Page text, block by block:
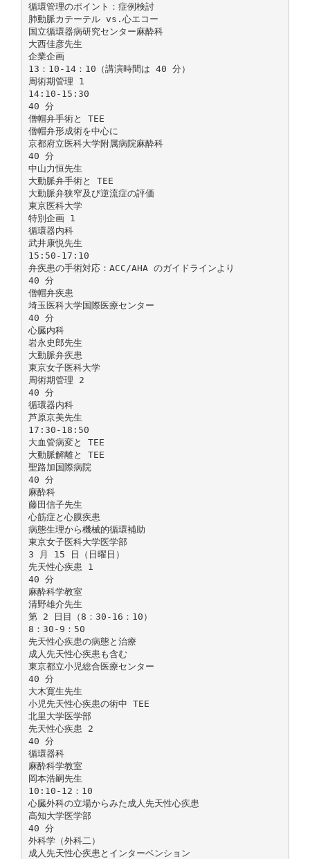
循環管理のポイント：症例検討
肺動脈カテーテル vs.心エコー
国立循環器病研究センター麻酔科
大西佳彦先生
企業企画
13：10-14：10（講演時間は 40 分）
周術期管理 1
14:10-15:30
40 分
僧帽弁手術と TEE
僧帽弁形成術を中心に
京都府立医科大学附属病院麻酔科
40 分
中山力恒先生
大動脈弁手術と TEE
大動脈弁狭窄及び逆流症の評価
東京医科大学
特別企画 1
循環器内科
武井康悦先生
15:50-17:10
弁疾患の手術対応：ACC/AHA のガイドラインより
40 分
僧帽弁疾患
埼玉医科大学国際医療センター
40 分
心臓内科
岩永史郎先生
大動脈弁疾患
東京女子医科大学
周術期管理 2
40 分
循環器内科
芦原京美先生
17:30-18:50
大血管病変と TEE
大動脈解離と TEE
聖路加国際病院
40 分
麻酔科
藤田信子先生
心筋症と心膜疾患
病態生理から機械的循環補助
東京女子医科大学医学部
3 月 15 日（日曜日）
先天性心疾患 1
40 分
麻酔科学教室
清野雄介先生
第 2 日目（8：30-16：10）
8：30-9：50
先天性心疾患の病態と治療
成人先天性心疾患も含む
東京都立小児総合医療センター
40 分
大木寛生先生
小児先天性心疾患の術中 TEE
北里大学医学部
先天性心疾患 2
40 分
循環器科
麻酔科学教室
岡本浩嗣先生
10:10-12：10
心臓外科の立場からみた成人先天性心疾患
高知大学医学部
40 分
外科学（外科二）
成人先天性心疾患とインターベンション